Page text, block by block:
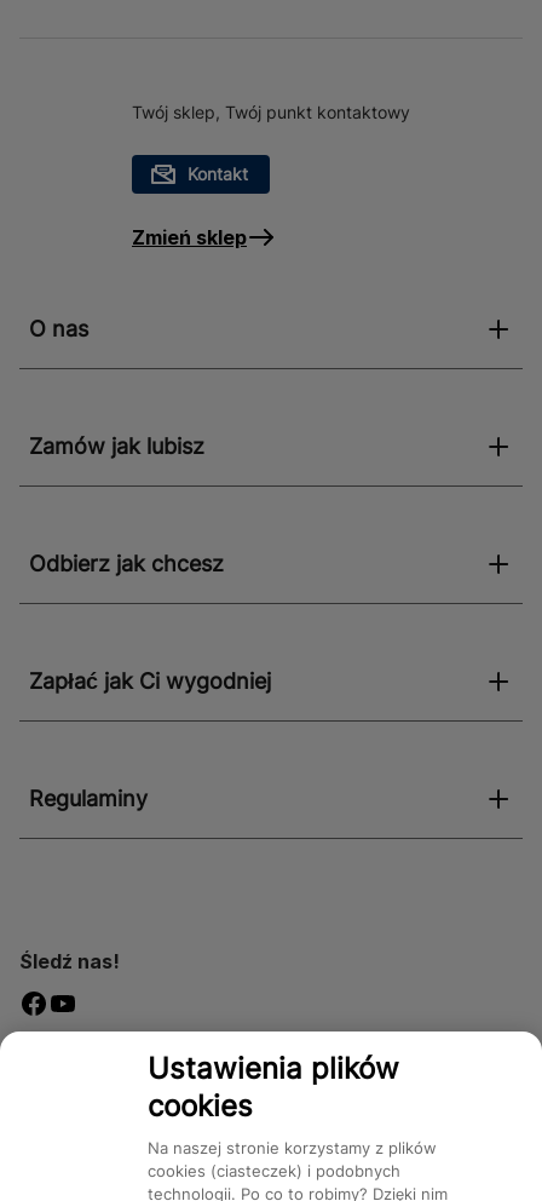
Twój sklep, Twój punkt kontaktowy
Kontakt
Zmień sklep
O nas
Zamów jak lubisz
Odbierz jak chcesz
Zapłać jak Ci wygodniej
Regulaminy
Śledź nas!
DostępnośćUstawienia plików
cookies
Na naszej stronie korzystamy z plików
cookies (ciasteczek) i podobnych
technologii. Po co to robimy? Dzięki nim